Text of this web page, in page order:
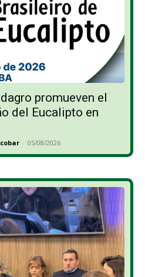
promueven el
del Eucalipto en
- 05/08/2026